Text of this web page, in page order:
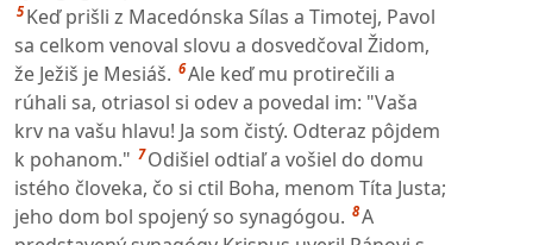
5 Keď prišli z Macedónska Sílas a Timotej, Pavol
sa celkom venoval slovu a dosvedčoval Židom,
že Ježiš je Mesiáš. 6Ale keď mu protirečili a
rúhali sa, otriasol si odev a povedal im: "Vaša
krv na vašu hlavu! Ja som čistý. Odteraz pôjdem
k pohanom." 7 Odišiel odtiaľ a vošiel do domu
istého človeka, čo si ctil Boha, menom Títa Justa;
jeho dom bol spojený so synagógou. 8A